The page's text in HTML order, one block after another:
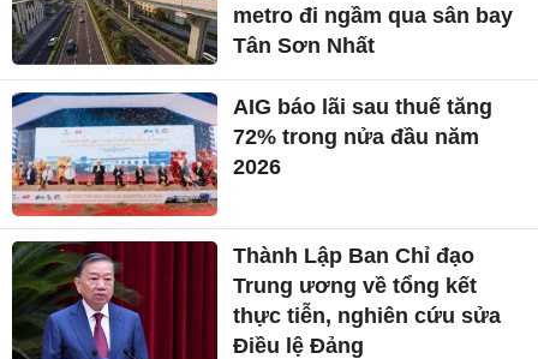
metro đi ngầm qua sân bay
Tân Sơn Nhất
AIG báo lãi sau thuế tăng
72% trong nửa đầu năm
2026
Thành Lập Ban Chỉ đạo
Trung ương về tổng kết
thực tiễn, nghiên cứu sửa
Điều lệ Đảng